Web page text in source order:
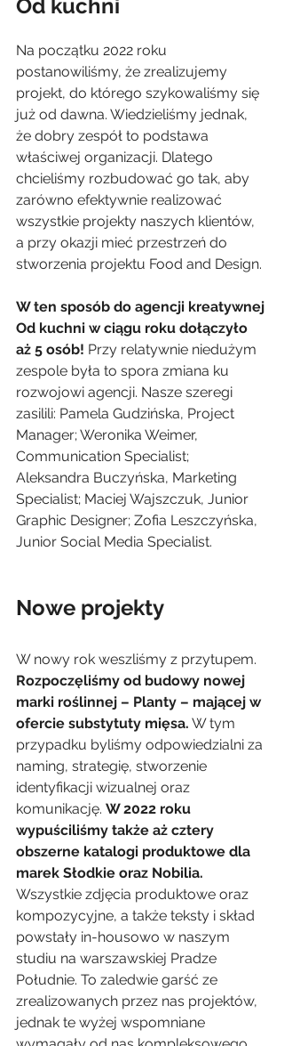
Od kuchni
Na początku 2022 roku
postanowiliśmy, że zrealizujemy
projekt, do którego szykowaliśmy się
już od dawna. Wiedzieliśmy jednak,
że dobry zespół to podstawa
właściwej organizacji. Dlatego
chcieliśmy rozbudować go tak, aby
zarówno efektywnie realizować
wszystkie projekty naszych klientów,
a przy okazji mieć przestrzeń do
stworzenia projektu Food and Design.
W ten sposób do agencji kreatywnej
Od kuchni w ciągu roku dołączyło
aż 5 osób! Przy relatywnie niedużym
zespole była to spora zmiana ku
rozwojowi agencji. Nasze szeregi
zasilili: Pamela Gudzińska, Project
Manager; Weronika Weimer,
Communication Specialist;
Aleksandra Buczyńska, Marketing
Specialist; Maciej Wajszczuk, Junior
Graphic Designer; Zofia Leszczyńska,
Junior Social Media Specialist.
Nowe projekty
W nowy rok weszliśmy z przytupem.
Rozpoczęliśmy od budowy nowej
marki roślinnej – Planty – mającej w
ofercie substytuty mięsa. W tym
przypadku byliśmy odpowiedzialni za
naming, strategię, stworzenie
identyfikacji wizualnej oraz
komunikację. W 2022 roku
wypuściliśmy także aż cztery
obszerne katalogi produktowe dla
marek Słodkie oraz Nobilia.
Wszystkie zdjęcia produktowe oraz
kompozycyjne, a także teksty i skład
powstały in-housowo w naszym
studiu na warszawskiej Pradze
Południe. To zaledwie garść ze
zrealizowanych przez nas projektów,
jednak te wyżej wspomniane